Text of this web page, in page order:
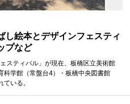
し絵本とデザインフェスティ
プなど
スティバル」が現在、板橋区立美術館
科学館（常盤台4）・板橋中央図書館
ている。